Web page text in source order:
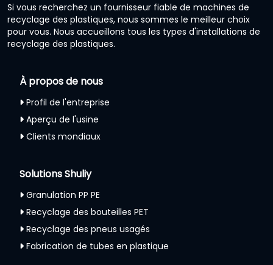
Si vous recherchez un fournisseur fiable de machines de
recyclage des plastiques, nous sommes le meilleur choix
pour vous. Nous accueillons tous les types d'installations de
recyclage des plastiques.
À propos de nous
Profil de l'entreprise
Aperçu de l'usine
Clients mondiaux
Solutions Shuliy
Granulation PP PE
Recyclage des bouteilles PET
Recyclage des pneus usagés
Fabrication de tubes en plastique